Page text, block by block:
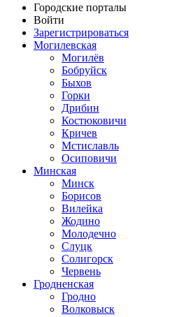
Городские порталы
Войти
Зарегистрироваться
Могилевская
Могилёв
Бобруйск
Быхов
Горки
Дрибин
Костюковичи
Кричев
Мстиславль
Осиповичи
Минская
Минск
Борисов
Вилейка
Жодино
Молодечно
Слуцк
Солигорск
Червень
Гродненская
Гродно
Волковыск